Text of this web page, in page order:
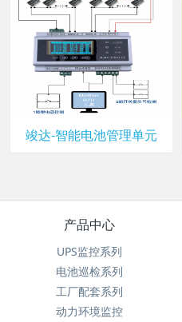
竣达-智能电池管理单元
产品中心
UPS监控系列
电池巡检系列
工厂配套系列
动力环境监控